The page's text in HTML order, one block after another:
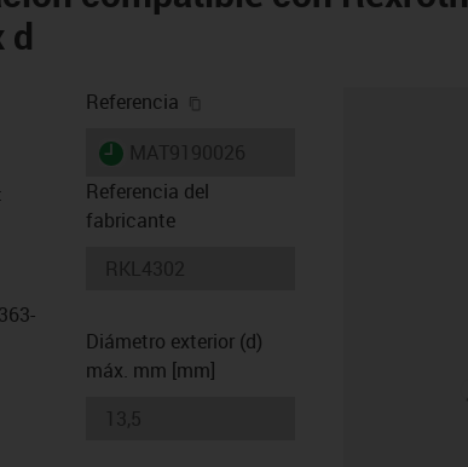
d
Referencia
igus-icon-lieferzeit
Referencia del
fabricante
Diámetro exterior (d)
máx. mm [mm]